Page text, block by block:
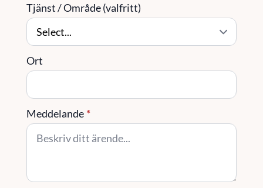
Tjänst / Område (valfritt)
Ort
Meddelande *